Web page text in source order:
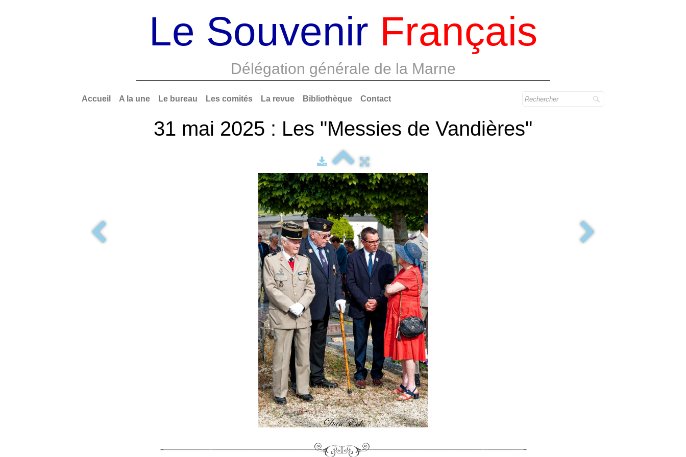
Le Souvenir Français
Délégation générale de la Marne
Accueil A la une Le bureau Les comités La revue Bibliothèque Contact
31 mai 2025 : Les "Messies de Vandières"